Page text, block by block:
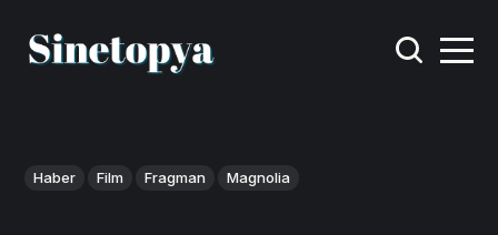
Haber Film Fragman Magnolia